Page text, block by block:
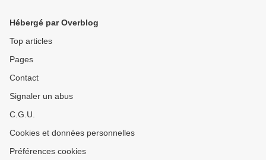
Hébergé par Overblog
Top articles
Pages
Contact
Signaler un abus
C.G.U.
Cookies et données personnelles
Préférences cookies